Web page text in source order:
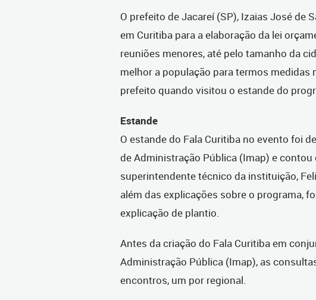
O prefeito de Jacareí (SP), Izaias José de
em Curitiba para a elaboração da lei
reuniões menores, até pelo tamanho da
melhor a população para termos medidas
prefeito quando visitou o estande do
Estande
O estande do Fala Curitiba no evento foi
de Administração Pública (Imap) e
superintendente técnico da instituição,
além das explicações sobre o programa,
explicação de plantio.
Antes da criação do Fala Curitiba em
Administração Pública (Imap), as
encontros, um por regional.